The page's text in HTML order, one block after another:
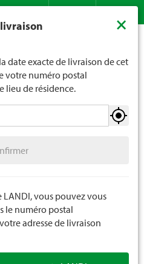
×
date exacte de livraison de cet
votre numéro postal
lieu de résidence.
vous pouvez vous
le numéro postal
adresse de livraison
est de 18 ans pour les
contraignante.